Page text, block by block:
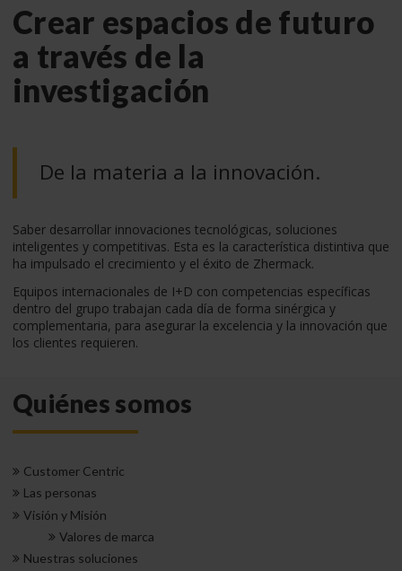
Crear espacios de futuro
a través de la
investigación
De la materia a la innovación.
Saber desarrollar innovaciones tecnológicas, soluciones
inteligentes y competitivas. Esta es la característica distintiva que
ha impulsado el crecimiento y el éxito de Zhermack.
Equipos internacionales de I+D con competencias específicas
dentro del grupo trabajan cada día de forma sinérgica y
complementaria, para asegurar la excelencia y la innovación que
los clientes requieren.
Quiénes somos
Customer Centric
Las personas
Visión y Misión
Valores de marca
Nuestras soluciones